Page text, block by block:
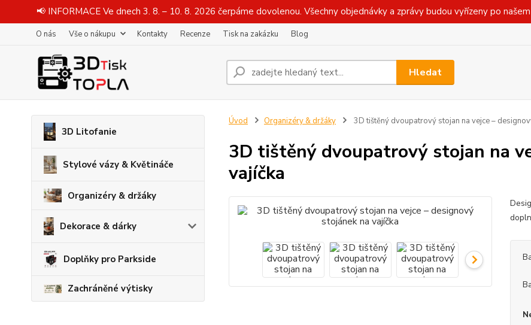
📢 INFORMACE Ve dnech 3. 8. – 10. 8. 2026 čerpáme dovolenou. Všechny objednávky a zprávy budou vyřízeny po
O nás Vše o nákupu Kontakty Recenze Tisk na zakázku Blog
Hledat
3D Litofanie
Stylové vázy & Květináče
Organizéry & držáky
Dekorace & dárky
Doplňky pro Parkside
Zachráněné výtisky
Úvod Organizéry & držáky 3D tištěný dvoupatrový stojan na vejce –
3D tištěný dvoupatrový stojan na
vajíčka